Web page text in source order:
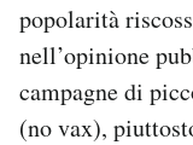
popolarità
nell’opinione
campagne di
(no vax),